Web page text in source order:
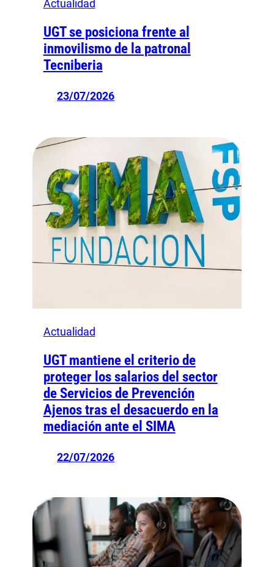
Actualidad
UGT se posiciona frente al
inmovilismo de la patronal
Tecniberia
23/07/2026
Actualidad
UGT mantiene el criterio de
proteger los salarios del sector
de Servicios de Prevención
Ajenos tras el desacuerdo en la
mediación ante el SIMA
22/07/2026